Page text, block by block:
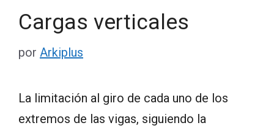
Cargas verticales
por Arkiplus
La limitación al giro de cada uno de los
extremos de las vigas, siguiendo la